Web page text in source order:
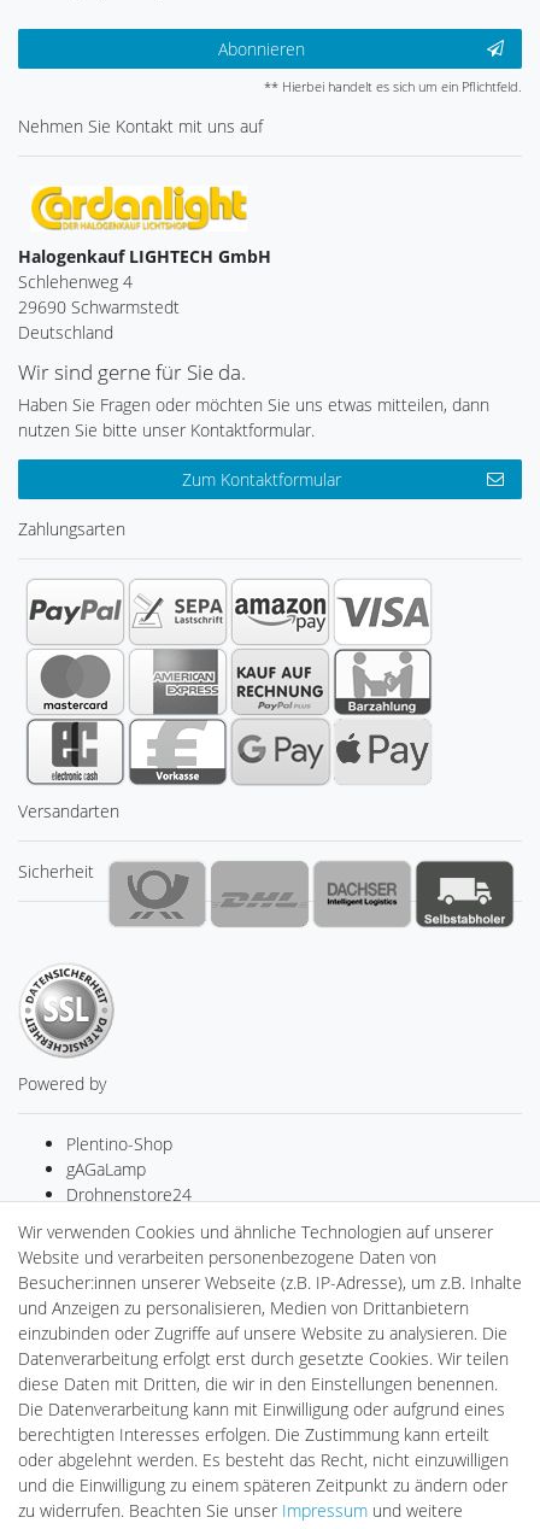
Abonnieren
** Hierbei handelt es sich um ein Pflichtfeld.
Nehmen Sie Kontakt mit uns auf
Halogenkauf LIGHTECH GmbH
Schlehenweg 4
29690 Schwarmstedt
Deutschland
Wir sind gerne für Sie da.
Haben Sie Fragen oder möchten Sie uns etwas mitteilen, dann
nutzen Sie bitte unser Kontaktformular.
Zum Kontaktformular
Zahlungsarten
Versandarten
Sicherheit
Powered by
Plentino-Shop
gAGaLamp
Drohnenstore24
MeinUSB
Batteriespeicher
PlentiSolar
Gebrauchtlicht
Ledkauf
DEYESOLAR
Lightech Connect
CardanLight Europe
FORTIMO LEDs
LED-RETROSHOP
Wallbox24
Wir verwenden Cookies und ähnliche Technologien auf unserer
Website und verarbeiten personenbezogene Daten von
Besucher:innen unserer Webseite (z.B. IP-Adresse), um z.B. Inhalte
und Anzeigen zu personalisieren, Medien von Drittanbietern
einzubinden oder Zugriffe auf unsere Website zu analysieren. Die
Datenverarbeitung erfolgt erst durch gesetzte Cookies. Wir teilen
diese Daten mit Dritten, die wir in den Einstellungen benennen.
Die Datenverarbeitung kann mit Einwilligung oder aufgrund eines
berechtigten Interesses erfolgen. Die Zustimmung kann erteilt
oder abgelehnt werden. Es besteht das Recht, nicht einzuwilligen
und die Einwilligung zu einem späteren Zeitpunkt zu ändern oder
zu widerrufen. Beachten Sie unser Impressum und weitere